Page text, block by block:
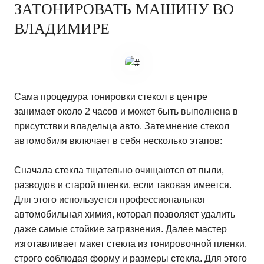
ЗАТОНИРОВАТЬ МАШИНУ ВО
ВЛАДИМИРЕ
Сама процедура тонировки стекол в центре
занимает около 2 часов и может быть выполнена в
присутствии владельца авто. Затемнение стекол
автомобиля включает в себя несколько этапов:
Сначала стекла тщательно очищаются от пыли,
разводов и старой пленки, если таковая имеется.
Для этого используется профессиональная
автомобильная химия, которая позволяет удалить
даже самые стойкие загрязнения. Далее мастер
изготавливает макет стекла из тонировочной пленки,
строго соблюдая форму и размеры стекла. Для этого